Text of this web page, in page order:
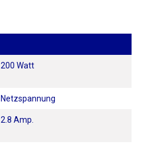
200 Watt
Netzspannung
2.8 Amp.